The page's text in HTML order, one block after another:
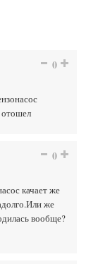
0
отошел
0
качает же
же
вообще?